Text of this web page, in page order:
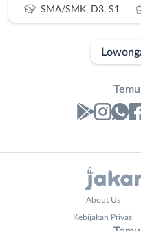
SMA/SMK, D3, S1
About Us
Kebijakan Privasi